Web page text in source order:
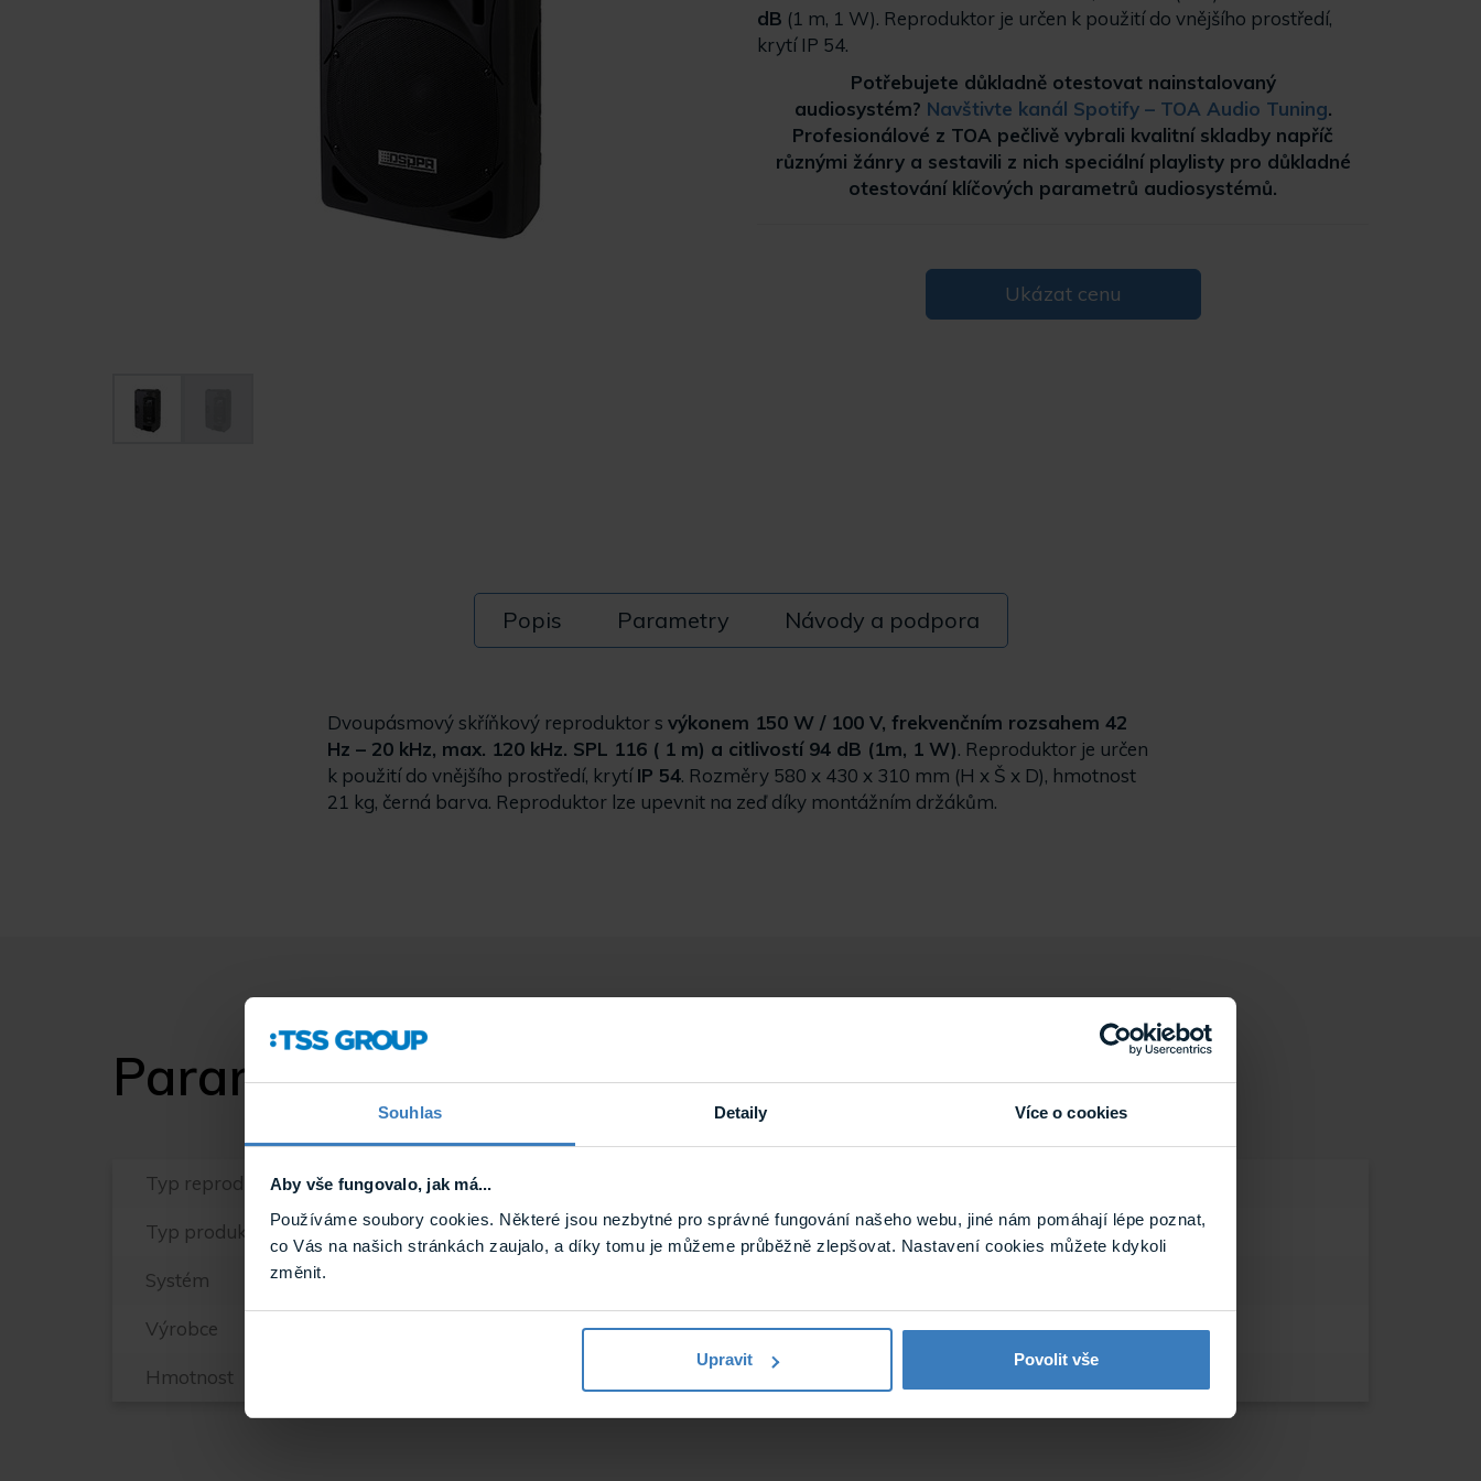
Souhlas Detaily Více o cookies
Aby vše fungovalo, jak má...
Používáme soubory cookies. Některé jsou nezbytné pro správné fungování našeho webu, jiné nám pomáhají lépe poznat,
co Vás na našich stránkách zaujalo, a díky tomu je můžeme průběžně zlepšovat. Nastavení cookies můžete kdykoli
změnit.
Upravit Povolit vše
dB (1 m, 1 W). Reproduktor je určen k použití do vnějšího prostředí,
krytí IP 54.
Potřebujete důkladně otestovat nainstalovaný
audiosystém? Navštivte kanál Spotify – TOA Audio Tuning.
Profesionálové z TOA pečlivě vybrali kvalitní skladby napříč
různými žánry a sestavili z nich speciální playlisty pro důkladné
otestování klíčových parametrů audiosystémů.
Ukázat cenu
Popis Parametry Návody a podpora
Dvoupásmový skříňkový reproduktor s výkonem 150 W / 100 V, frekvenčním rozsahem 42
Hz – 20 kHz, max. 120 kHz. SPL 116 ( 1 m) a citlivostí 94 dB (1m, 1 W). Reproduktor je určen
k použití do vnějšího prostředí, krytíIP 54. Rozměry 580 x 430 x 310 mm (H x Š x D), hmotnost
21 kg, černá barva. Reproduktor lze upevnit na zeď díky montážním držákům.
Parametry
Typ reproduktoru
Typ produktu Reproduktory
Systém
Výrobce DSPPA
Hmotnost